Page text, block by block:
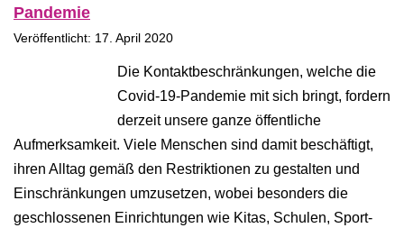
Pandemie
Veröffentlicht: 17. April 2020
Die Kontaktbeschränkungen, welche die
Covid-19-Pandemie mit sich bringt, fordern
derzeit unsere ganze öffentliche
Aufmerksamkeit. Viele Menschen sind damit beschäftigt,
ihren Alltag gemäß den Restriktionen zu gestalten und
Einschränkungen umzusetzen, wobei besonders die
geschlossenen Einrichtungen wie Kitas, Schulen, Sport-